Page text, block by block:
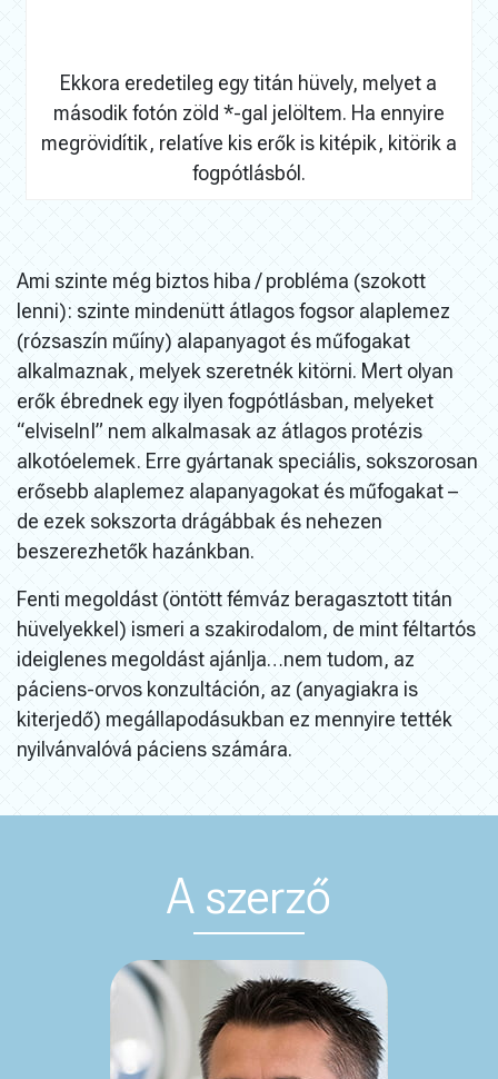
Ekkora eredetileg egy titán hüvely, melyet a
második fotón zöld *-gal jelöltem. Ha ennyire
megrövidítik, relatíve kis erők is kitépik, kitörik a
fogpótlásból.
Ami szinte még biztos hiba / probléma (szokott
lenni): szinte mindenütt átlagos fogsor alaplemez
(rózsaszín műíny) alapanyagot és műfogakat
alkalmaznak, melyek szeretnék kitörni. Mert olyan
erők ébrednek egy ilyen fogpótlásban, melyeket
“elviselnI” nem alkalmasak az átlagos protézis
alkotóelemek. Erre gyártanak speciális, sokszorosan
erősebb alaplemez alapanyagokat és műfogakat –
de ezek sokszorta drágábbak és nehezen
beszerezhetők hazánkban.
Fenti megoldást (öntött fémváz beragasztott titán
hüvelyekkel) ismeri a szakirodalom, de mintféltartós
ideiglenes megoldást ajánlja…nem tudom, az
páciens-orvos konzultáción, az (anyagiakra is
kiterjedő) megállapodásukban ez mennyire tették
nyilvánvalóvá páciens számára.
A szerző